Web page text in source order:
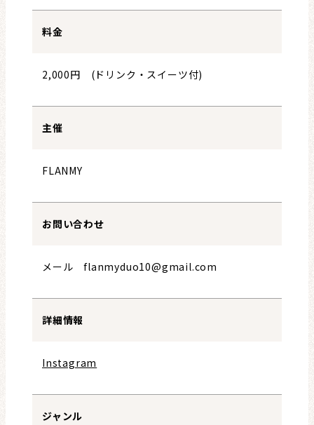
料金
2,000円 (ドリンク・スイーツ付)
主催
FLANMY
お問い合わせ
メール flanmyduo10@gmail.com
詳細情報
Instagram
ジャンル